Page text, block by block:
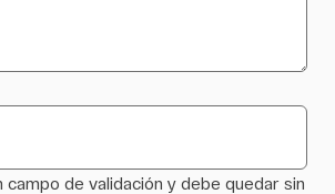
campo de validación y debe quedar sin